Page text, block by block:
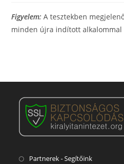
Figyelem: A tesztekben
minden újra indított alkalommal
Partnerek - Segítőink